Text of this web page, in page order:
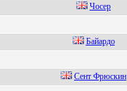
Чоcер
Бaйaрдo
Ceнт Фрюcкин